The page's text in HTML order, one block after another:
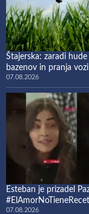
Štajerska: zaradi
bazenov in pranja
07.08.2026
Esteban je prizadel
07.08.2026